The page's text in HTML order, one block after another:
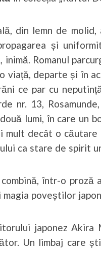
din lemn de
și
inimă. Romanul
viață, departe și în
ce par cu
nr. 13,
lumi, în care un
mult decât o
ca stare de spirit
într-o
poveștilor
japonez Akira
Un limbaj care